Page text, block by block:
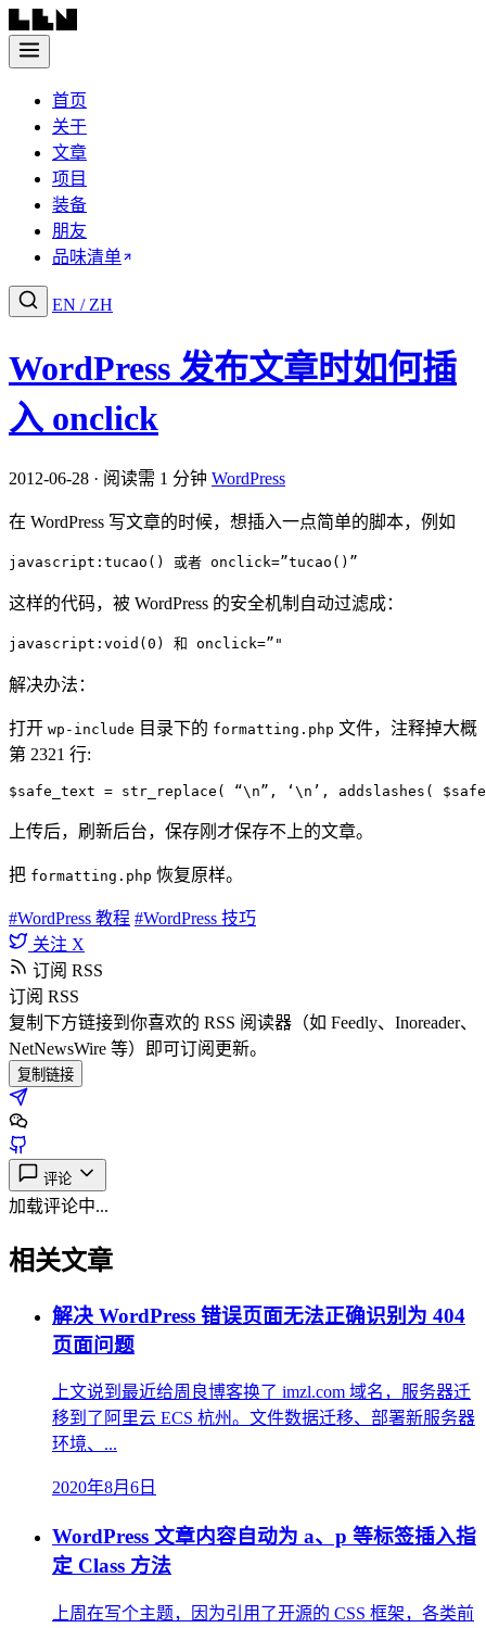
首页
关于
文章
项目
装备
朋友
品味清单
EN / ZH
WordPress 发布文章时如何插
入 onclick
2012-06-28 · 阅读需 1 分钟 WordPress
在 WordPress 写文章的时候，想插入一点简单的脚本，例如
javascript : tucao () 或者 onclick=”tucao ()”
这样的代码，被 WordPress 的安全机制自动过滤成：
javascript : void ( 0 ) 和 onclick=” "
解决办法：
打开 wp-include 目录下的 formatting.php 文件，注释掉大概
第 2321 行:
$safe_text = str_replace( “\n”, ‘\n’, addslashes(
上传后，刷新后台，保存刚才保存不上的文章。
把 formatting.php 恢复原样。
#WordPress 教程 #WordPress 技巧
关注 X
订阅 RSS
订阅 RSS
复制下方链接到你喜欢的 RSS 阅读器（如 Feedly、Inoreader、
NetNewsWire 等）即可订阅更新。
复制链接
评论
加载评论中...
相关文章
解决 WordPress 错误页面无法正确识别为 404
页面问题
上文说到最近给周良博客换了 imzl.com 域名，服务器迁
移到了阿里云 ECS 杭州。文件数据迁移、部署新服务器
环境、...
2020年8月6日
WordPress 文章内容自动为 a、p 等标签插入指
定 Class 方法
上周在写个主题，因为引用了开源的 CSS 框架，各类前